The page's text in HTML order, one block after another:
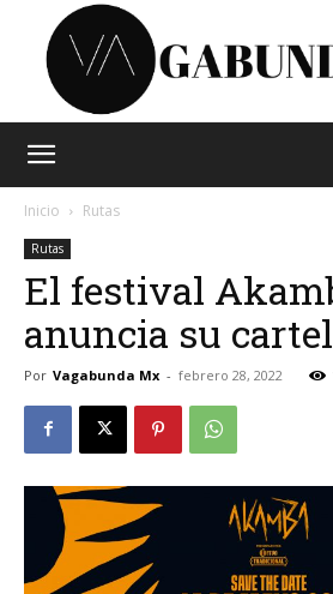
Mx
Inicio Rutas
Rutas
El festival
anuncia su
Por Vagabunda Mx - febrero 28, 2022